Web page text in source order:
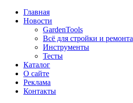
Главная
Новости
GardenTools
Всё для стройки и ремонта
Инструменты
Тесты
Каталог
О сайте
Реклама
Контакты